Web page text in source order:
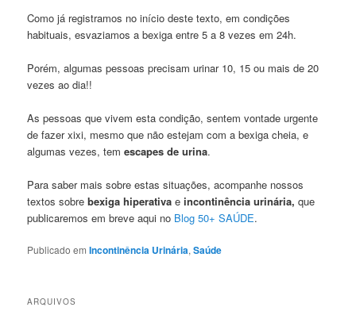
Como já registramos no início deste texto, em condições
habituais, esvaziamos a bexiga entre 5 a 8 vezes em 24h.
Porém, algumas pessoas precisam urinar 10, 15 ou mais de 20
vezes ao dia!!
As pessoas que vivem esta condição, sentem vontade urgente
de fazer xixi, mesmo que não estejam com a bexiga cheia, e
algumas vezes, temescapes de urina.
Para saber mais sobre estas situações, acompanhe nossos
textos sobrebexiga hiperativa eincontinência urinária,que
publicaremos em breve aqui no Blog 50+ SAÚDE.
Publicado em Incontinência Urinária,Saúde
ARQUIVOS